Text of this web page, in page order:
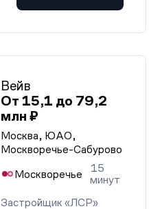
Вейв
От 15,1 до 79,2
млн ₽
Москва, ЮАО,
Москворечье-Сабурово
Москворечье
15
минут
Застройщик «ЛСР»